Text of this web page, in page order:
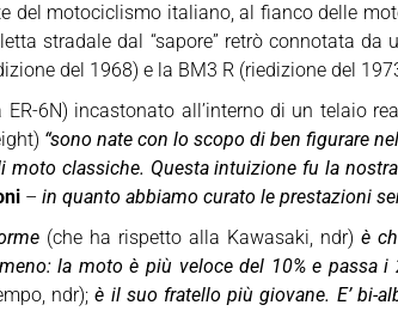
del motociclismo italiano, al fianco delle
stradale dal “sapore” retrò connotata
del 1968) e la BM3 R (riedizione del
6N) incastonato all’interno di un telaio
“sono nate con lo scopo di ben figurare
classiche. Questa intuizione fu la
– in quanto abbiamo curato le prestazioni
(che ha rispetto alla Kawasaki, ndr) è
la moto è più veloce del 10% e passa
ndr);è il suo fratello più giovane. E’ bi-